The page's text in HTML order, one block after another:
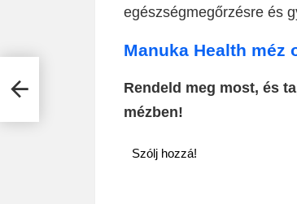
egészségmegőrzésre és
Manuka Health méz
Rendeld meg most, és
mézben!
Szólj hozzá!